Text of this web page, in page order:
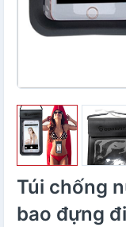
Túi chống
bao đựng